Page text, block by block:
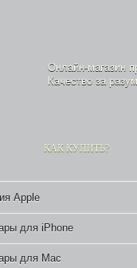
Онлайн-магазин
Качество за
КАК КУПИТЬ?
Apple
для iPhone
для Mac